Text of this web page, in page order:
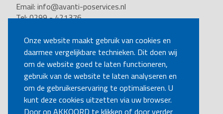
Onze website maakt gebruik van cookies en
daarmee vergelijkbare technieken. Dit doen wij
om de website goed te laten functioneren,
gebruik van de website te laten analyseren en
om de gebruikerservaring te optimaliseren. U
kunt deze cookies uitzetten via uw browser.
Door op AKKOORD te klikken of door verder
Email: info@avanti-poservices.nl
Tel: 0299 - 421376
Kvk nummer: 37140121
VOLG ONS
BEL MIJ TERUG